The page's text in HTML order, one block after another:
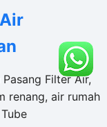
Filter Air,
renang, air rumah